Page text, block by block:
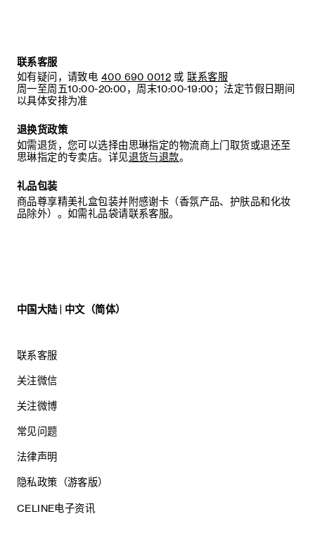
联系客服
如有疑问，请致电 400 690 0012 或 联系客服
周一至周五10:00-20:00，周末10:00-19:00；法定节假日期间
以具体安排为准
退换货政策
如需退货，您可以选择由思琳指定的物流商上门取货或退还至
思琳指定的专卖店。详见退货与退款。
礼品包装
商品尊享精美礼盒包装并附感谢卡（香氛产品、护肤品和化妆
品除外）。如需礼品袋请联系客服。
中国大陆 | 中文（简体）
联系客服
关注微信
关注微博
常见问题
法律声明
隐私政策（游客版）
CELINE电子资讯